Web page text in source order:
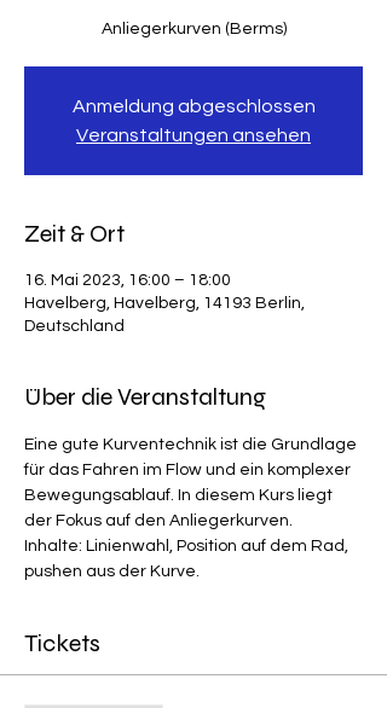
Anliegerkurven (Berms)
Anmeldung abgeschlossen
Veranstaltungen ansehen
Zeit & Ort
16. Mai 2023, 16:00 – 18:00
Havelberg, Havelberg, 14193 Berlin,
Deutschland
Über die Veranstaltung
Eine gute Kurventechnik ist die Grundlage
für das Fahren im Flow und ein komplexer
Bewegungsablauf. In diesem Kurs liegt
der Fokus auf den Anliegerkurven.
Inhalte: Linienwahl, Position auf dem Rad,
pushen aus der Kurve.
Tickets